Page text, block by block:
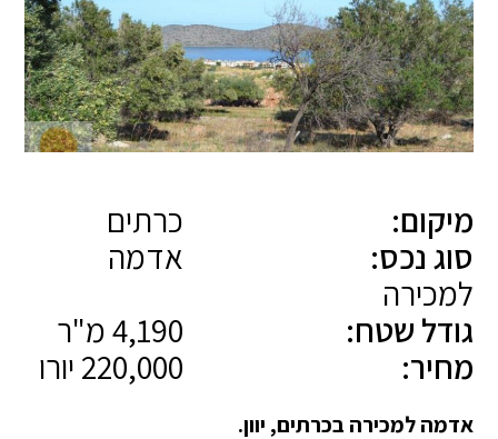
מיקום:
כרתים
סוג נכס:
אדמה
למכירה
גודל שטח:
מחיר:
אדמה למכירה בכרתים, יוון.